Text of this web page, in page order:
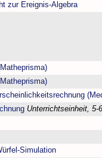
zur Ereignis-Algebra
Unterrichtseinheit, 5-
Simulation